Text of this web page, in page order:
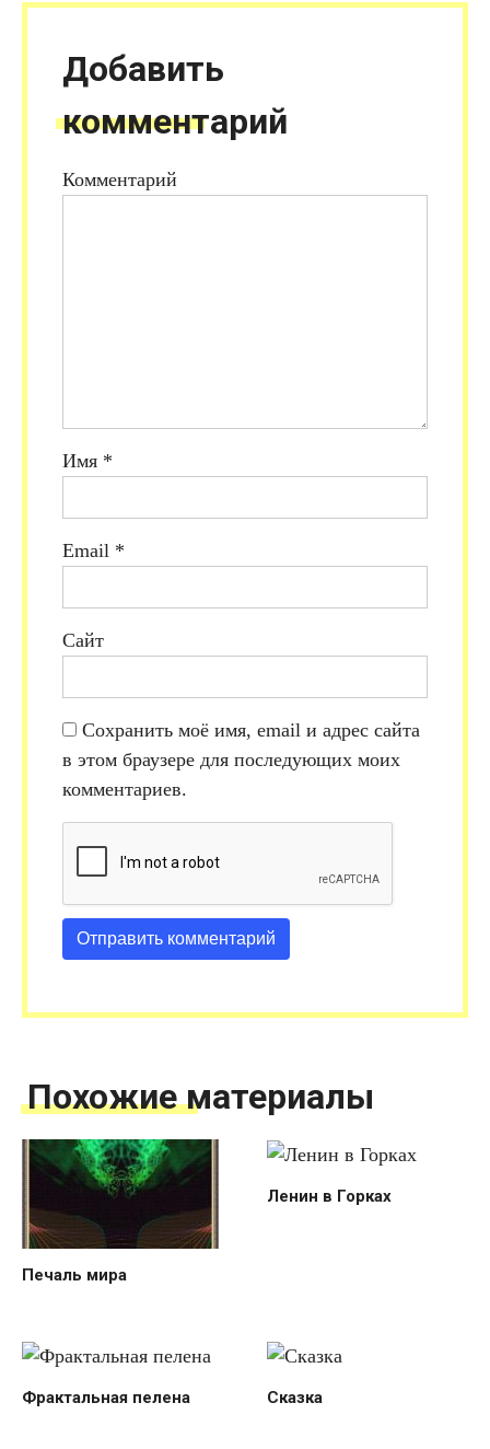
Добавить
комментарий
Комментарий
Имя *
Email *
Сайт
Сохранить моё имя, email и адрес сайта
в этом браузере для последующих моих
комментариев.
Похожие материалы
Печаль мира
Ленин в Горках
Фрактальная пелена Сказка